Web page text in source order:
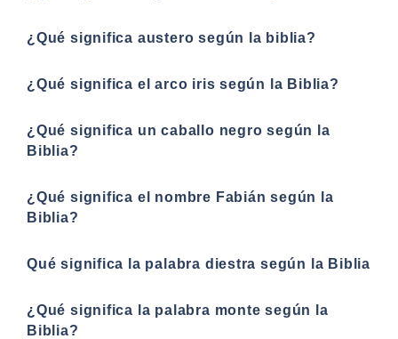
¿Qué significa austero según la biblia?
¿Qué significa el arco iris según la Biblia?
¿Qué significa un caballo negro según la
Biblia?
¿Qué significa el nombre Fabián según la
Biblia?
Qué significa la palabra diestra según la Biblia
¿Qué significa la palabra monte según la
Biblia?